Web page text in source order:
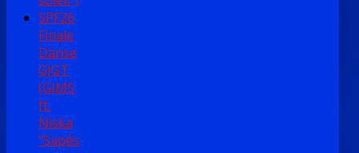
SPF26
Finale
Danse
GJGT
(GIMS
ft.
Niska
"Sapés